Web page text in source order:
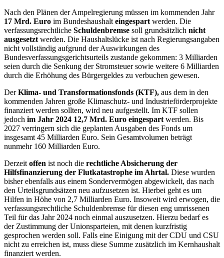
Nach den Plänen der Ampelregierung müssen im kommenden Jahr
17 Mrd. Euro im Bundeshaushalt eingespart werden. Die
verfassungsrechtliche Schuldenbremse soll grundsätzlich nicht
ausgesetzt werden. Die Haushaltslücke ist nach Regierungsangaben
nicht vollständig aufgrund der Auswirkungen des
Bundesverfassungsgerichtsurteils zustande gekommen: 3 Milliarden
seien durch die Senkung der Stromsteuer sowie weitere 6 Milliarden
durch die Erhöhung des Bürgergeldes zu verbuchen gewesen.
DerKlima- und Transformationsfonds (KTF), aus dem in den
kommenden Jahren große Klimaschutz- und Industrieförderprojekte
finanziert werden sollten, wird neu aufgestellt. Im KTF sollen
jedoch im Jahr 2024 12,7 Mrd. Euro eingespart werden. Bis
2027 verringern sich die geplanten Ausgaben des Fonds um
insgesamt 45 Milliarden Euro. Sein Gesamtvolumen beträgt
nunmehr 160 Milliarden Euro.
Derzeit offen ist noch die rechtliche Absicherung der
Hilfsfinanzierung der Flutkatastrophe im Ahrtal. Diese wurden
bisher ebenfalls aus einem Sondervermögen abgewickelt, das nach
den Urteilsgrundsätzen neu aufzusetzen ist. Hierbei geht es um
Hilfen in Höhe von 2,7 Milliarden Euro. Insoweit wird erwogen, die
verfassungsrechtliche Schuldenbremse für diesen eng umrissenen
Teil für das Jahr 2024 noch einmal auszusetzen. Hierzu bedarf es
der Zustimmung der Unionsparteien, mit denen kurzfristig
gesprochen werden soll. Falls eine Einigung mit der CDU und CSU
nicht zu erreichen ist, muss diese Summe zusätzlich im Kernhaushalt
finanziert werden.